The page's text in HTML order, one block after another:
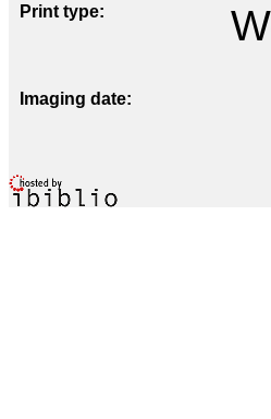
Print type
Imaging date